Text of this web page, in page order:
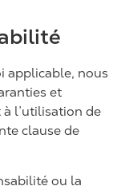
applicable, nous
et
l’utilisation de
clause de
ou la